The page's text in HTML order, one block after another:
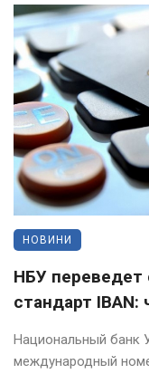
НОВИНИ
НБУ переведет
стандарт IBAN:
Национальный банк
международный